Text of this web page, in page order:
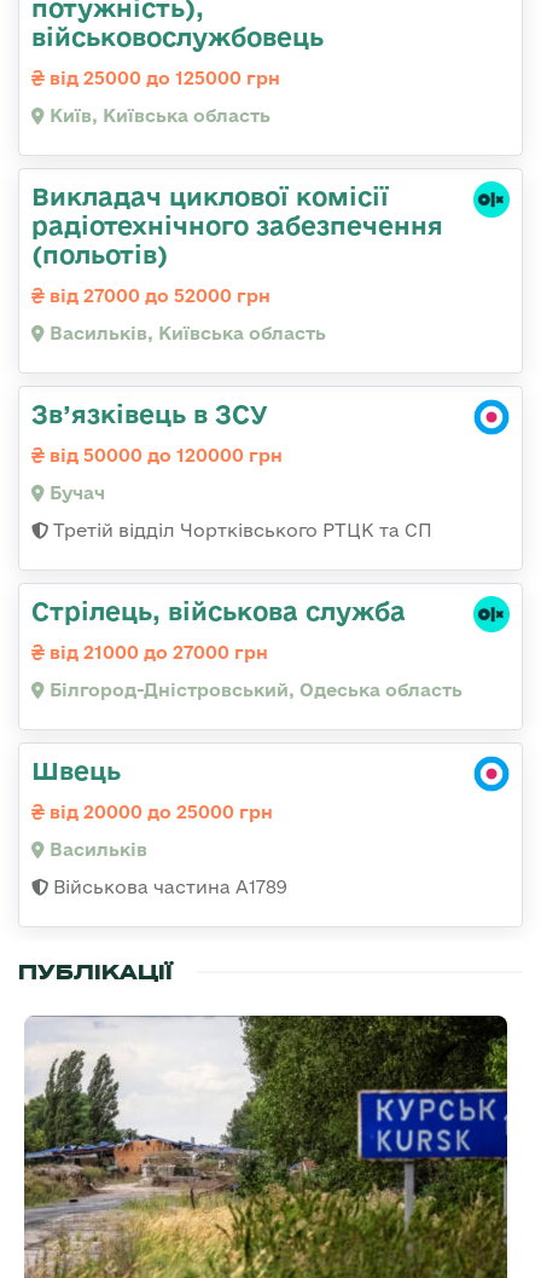
потужність),
військовослужбовець
від 25000 до 125000 грн
Київ, Київська область
Викладач циклової комісії
радіотехнічного забезпечення
(польотів)
від 27000 до 52000 грн
Васильків, Київська область
Зв’язківець в ЗСУ
від 50000 до 120000 грн
Бучач
Третій відділ Чортківського РТЦК та СП
Стрілець, військова служба
від 21000 до 27000 грн
Білгород-Дністровський, Одеська область
Швець
від 20000 до 25000 грн
Васильків
Військова частина А1789
ПУБЛІКАЦІЇ